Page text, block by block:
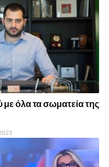
όλα τα σωματεία της